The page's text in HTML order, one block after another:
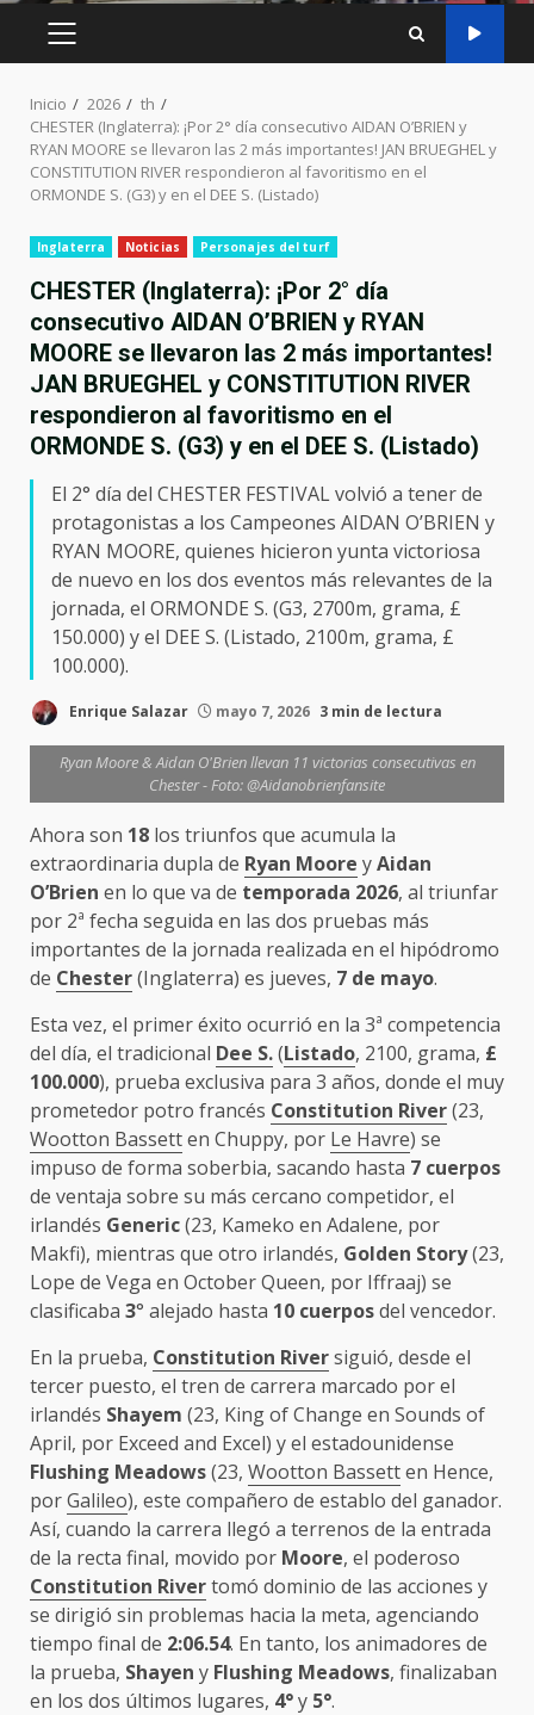
MENÚ
Inicio 2026
th
CHESTER (Inglaterra): ¡Por 2° día consecutivo AIDAN O’BRIEN y
RYAN MOORE se llevaron las 2 más importantes! JAN BRUEGHEL y
CONSTITUTION RIVER respondieron al favoritismo en el
ORMONDE S. (G3) y en el DEE S. (Listado)
Inglaterra Noticias Personajes del turf
CHESTER (Inglaterra): ¡Por 2° día
consecutivo AIDAN O’BRIEN y RYAN
MOORE se llevaron las 2 más importantes!
JAN BRUEGHEL y CONSTITUTION RIVER
respondieron al favoritismo en el
ORMONDE S. (G3) y en el DEE S. (Listado)
El 2° día del CHESTER FESTIVAL volvió a tener de
protagonistas a los Campeones AIDAN O’BRIEN y
RYAN MOORE, quienes hicieron yunta victoriosa
de nuevo en los dos eventos más relevantes de la
jornada, el ORMONDE S. (G3, 2700m, grama, £
150.000) y el DEE S. (Listado, 2100m, grama, £
100.000).
Enrique Salazar mayo 7, 2026 3 min de lectura
Ryan Moore & Aidan O'Brien llevan 11 victorias consecutivas en
Chester - Foto: @Aidanobrienfansite
Ahora son 18 los triunfos que acumula la
extraordinaria dupla de Ryan Moore yAidan
O’Brien en lo que va de temporada 2026, al triunfar
por 2ª fecha seguida en las dos pruebas más
importantes de la jornada realizada en el hipódromo
de Chester(Inglaterra) es jueves, 7 de mayo.
Esta vez, el primer éxito ocurrió en la 3ª competencia
del día, el tradicional Dee S.(Listado, 2100, grama, £
100.000), prueba exclusiva para 3 años, donde el muy
prometedor potro francés Constitution River(23,
Wootton Bassetten Chuppy, por Le Havre) se
impuso de forma soberbia, sacando hasta 7 cuerpos
de ventaja sobre su más cercano competidor, el
irlandés Generic(23, Kameko en Adalene, por
Makfi), mientras que otro irlandés, Golden Story(23,
Lope de Vega en October Queen, por Iffraaj) se
clasificaba 3° alejado hasta 10 cuerposdel vencedor.
En la prueba, Constitution Riversiguió, desde el
tercer puesto, el tren de carrera marcado por el
irlandés Shayem (23, King of Change en Sounds of
April, por Exceed and Excel) y el estadounidense
Flushing Meadows(23, Wootton Bassetten Hence,
porGalileo), este compañero de establo del ganador.
Así, cuando la carrera llegó a terrenos de la entrada
de la recta final, movido por Moore, el poderoso
Constitution Rivertomó dominio de las acciones y
se dirigió sin problemas hacia la meta, agenciando
tiempo final de 2:06.54. En tanto, los animadores de
la prueba, Shayen y Flushing Meadows, finalizaban
en los dos últimos lugares, 4°y 5°.